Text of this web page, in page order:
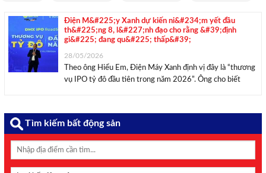
Điện M&#225;y Xanh dự kiến ni&#234;m yết đầu
th&#225;ng 8, l&#227;nh đạo cho rằng &#39;định
gi&#225; đang qu&#225; thấp&#39;
28/05/2026
Theo ông Hiểu Em, Điện Máy Xanh định vị đây là “thương
vụ IPO tỷ đô đầu tiên trong năm 2026”. Ông cho biết
Tìm kiếm bất động sản